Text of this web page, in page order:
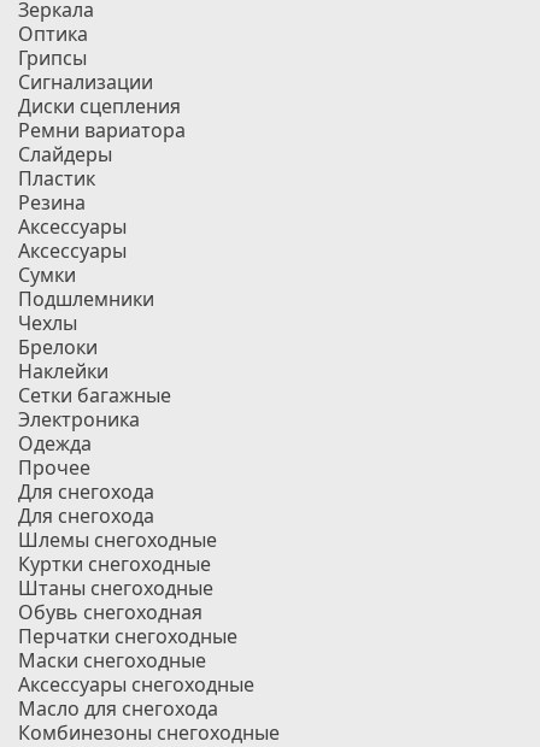
Зеркала
Оптика
Грипсы
Сигнализации
Диски сцепления
Ремни вариатора
Слайдеры
Пластик
Резина
Аксессуары
Аксессуары
Сумки
Подшлемники
Чехлы
Брелоки
Наклейки
Сетки багажные
Электроника
Одежда
Прочее
Для снегохода
Для снегохода
Шлемы снегоходные
Куртки снегоходные
Штаны снегоходные
Обувь снегоходная
Перчатки снегоходные
Маски снегоходные
Аксессуары снегоходные
Масло для снегохода
Комбинезоны снегоходные